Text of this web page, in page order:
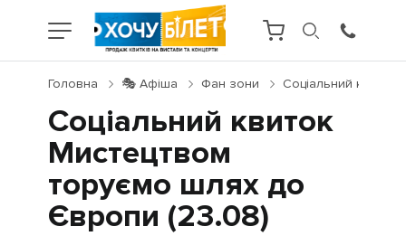
Головна 🎭 Афіша Фан зони Соціальний квиток
Соціальний квиток
Мистецтвом
торуємо шлях до
Європи (23.08)